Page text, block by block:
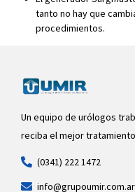
tanto no hay que
procedimientos.
Un equipo de urólogos
reciba el mejor
(0341) 222 1472
info@grupoumir.com.ar